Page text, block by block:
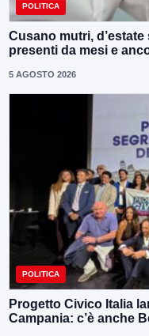
POLITICA
Cusano mutri,
presenti da mesi e
5 AGOSTO 2026
POLITICA
Progetto Civico Italia
Campania: c’è anche